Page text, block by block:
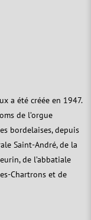
a été créée en 1947.
de l’orgue
bordelaises, depuis
Saint-André, de la
de l’abbatiale
Chartrons et de